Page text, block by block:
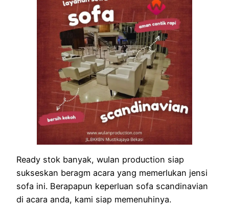
Ready stok banyak, wulan production siap
sukseskan beragm acara yang memerlukan jensi
sofa ini. Berapapun keperluan sofa scandinavian
di acara anda, kami siap memenuhinya.